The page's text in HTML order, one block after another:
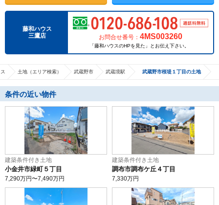
藤和ハウス
三鷹店
お問合せ番号：4MS003260
「藤和ハウスのHPを見た」とお伝え下さい。
土地（エリア検索） 武蔵野市 武蔵境駅 武蔵野市桜堤１丁目の土地
条件の近い物件
建築条件付き土地
小金井市緑町５丁目
7,290万円〜7,490万円
建築条件付き土地
調布市調布ケ丘４丁目
7,330万円